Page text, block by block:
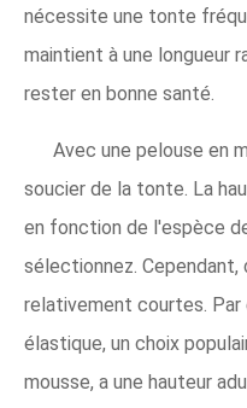
nécessite une tonte
maintient à une longueur
rester en bonne santé.
Avec une pelouse en
soucier de la tonte. La
en fonction de l'espèce
sélectionnez.
relativement courtes. Par
élastique, un choix
mousse, a une hauteur